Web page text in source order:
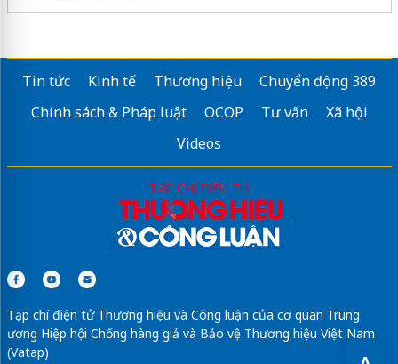
Tin tức Kinh tế Thương hiệu
Chuyển động 389
Chính sách & Pháp luật
OCOP Tư vấn
Xã hội
Videos
Tạp chí điện tử Thương hiệu và Công luận của cơ quan Trung
ương Hiệp hội Chống hàng giả và Bảo vệ Thương hiệu Việt Nam
(Vatap)